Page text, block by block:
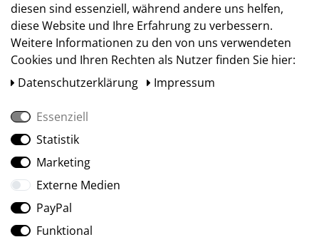
Social Media
diesen sind essenziell, während andere uns helfen,
diese Website und Ihre Erfahrung zu verbessern.
Weitere Informationen zu den von uns verwendeten
Cookies und Ihren Rechten als Nutzer finden Sie hier:
Daten­schutz­erklärung
Impressum
Essenziell
Statistik
Marketing
Externe Medien
PayPal
Funktional